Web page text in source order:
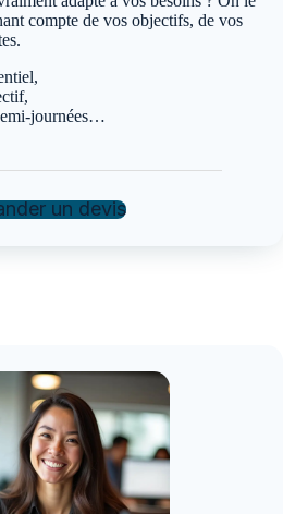
compte de vos objectifs, de vos
journées…
un devis